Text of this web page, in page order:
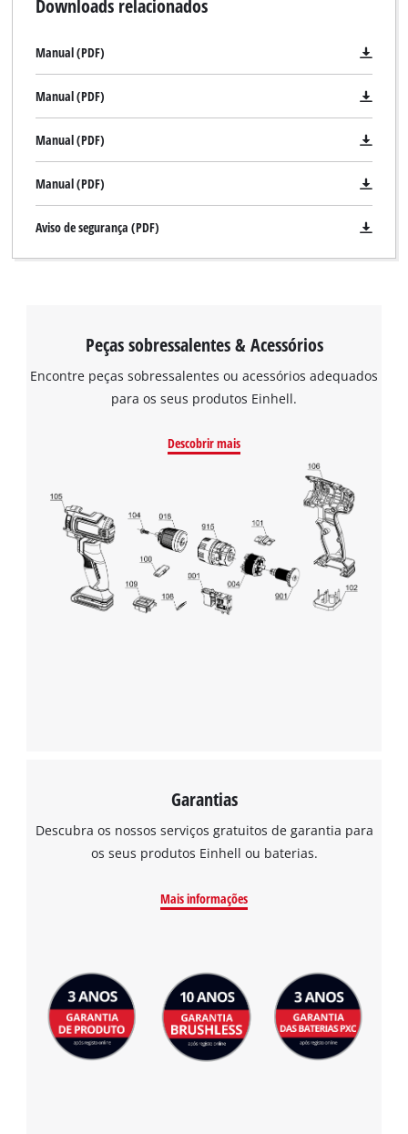
Precisamos do seu consentimento para
carregar o serviço Google Maps!
the site with their CMP to add this content
Powered byUsercentrics Consent
Downloads relacionados
Manual (PDF)
Manual (PDF)
Manual (PDF)
Manual (PDF)
Aviso de segurança (PDF)
Peças sobressalentes & Acessórios
Encontre peças sobressalentes ou acessórios adequados
para os seus produtos Einhell.
Descobrir mais
Garantias
Descubra os nossos serviços gratuitos de garantia para
os seus produtos Einhell ou baterias.
Mais informações